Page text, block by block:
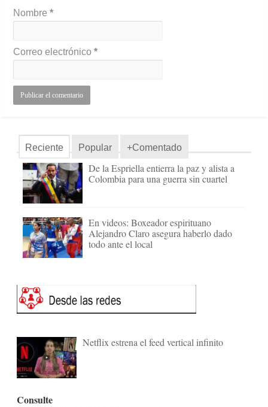
Nombre*
Correo electrónico*
Reciente Popular +Comentado
De la Espriella entierra la paz y alista a
Colombia para una guerra sin cuartel
En videos: Boxeador espirituano
Alejandro Claro asegura haberlo dado
todo ante el local
Netflix estrena el feed vertical infinito
Consulte